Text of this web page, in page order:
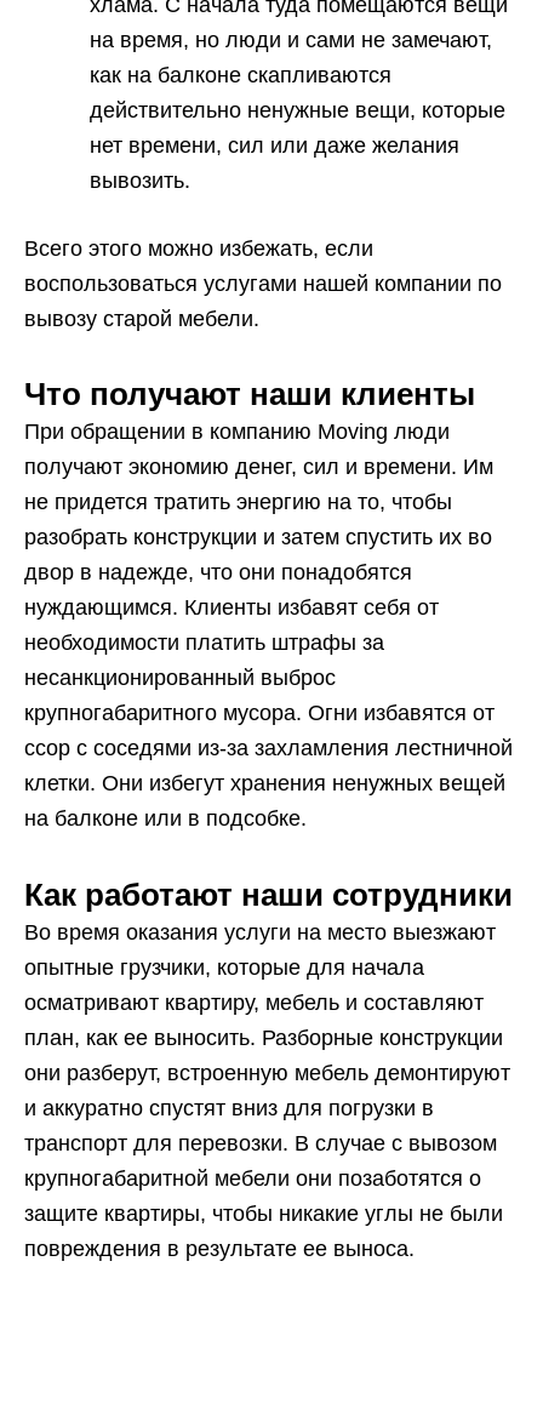
на время, но люди и сами не замечают,
как на балконе скапливаются
действительно ненужные вещи, которые
нет времени, сил или даже желания
вывозить.
Всего этого можно избежать, если
воспользоваться услугами нашей компании по
вывозу старой мебели.
Что получают наши клиенты
При обращении в компанию Moving люди
получают экономию денег, сил и времени. Им
не придется тратить энергию на то, чтобы
разобрать конструкции и затем спустить их во
двор в надежде, что они понадобятся
нуждающимся. Клиенты избавят себя от
необходимости платить штрафы за
несанкционированный выброс
крупногабаритного мусора. Огни избавятся от
ссор с соседями из-за захламления лестничной
клетки. Они избегут хранения ненужных вещей
на балконе или в подсобке.
Как работают наши сотрудники
Во время оказания услуги на место выезжают
опытные грузчики, которые для начала
осматривают квартиру, мебель и составляют
план, как ее выносить. Разборные конструкции
они разберут, встроенную мебель демонтируют
и аккуратно спустят вниз для погрузки в
транспорт для перевозки. В случае с вывозом
крупногабаритной мебели они позаботятся о
защите квартиры, чтобы никакие углы не были
повреждения в результате ее выноса.